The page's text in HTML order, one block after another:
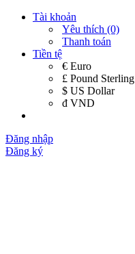
Tài khoản
Yêu thích (0)
Thanh toán
Tiền tệ
€ Euro
£ Pound Sterling
$ US Dollar
đ VND
Đăng nhập
Đăng ký